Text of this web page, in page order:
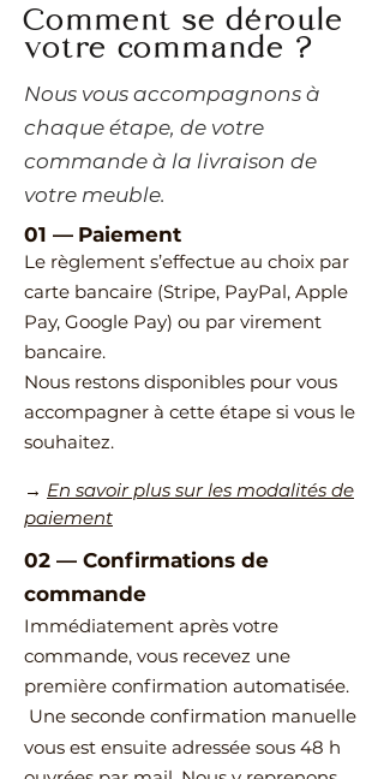
Comment se déroule
votre commande ?
​Nous vous accompagnons à
chaque étape, de votre
commande à la livraison de
votre meuble.
01 — Paiement
Le règlement s’effectue au choix par
carte bancaire (Stripe, PayPal, Apple
Pay, Google Pay) ou par virement
bancaire.
Nous restons disponibles pour vous
accompagner à cette étape si vous le
souhaitez.
→ En savoir plus sur les modalités de
paiement
02 — ​Confirmations de
commande
Immédiatement après votre
commande, vous recevez une
première confirmation automatisée.
Une seconde confirmation manuelle
vous est ensuite adressée sous 48 h